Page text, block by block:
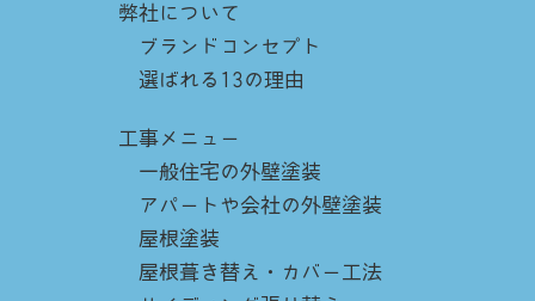
弊社について
ブランドコンセプト
選ばれる13の理由
工事メニュー
一般住宅の外壁塗装
アパートや会社の外壁塗装
屋根塗装
屋根葺き替え・カバー工法